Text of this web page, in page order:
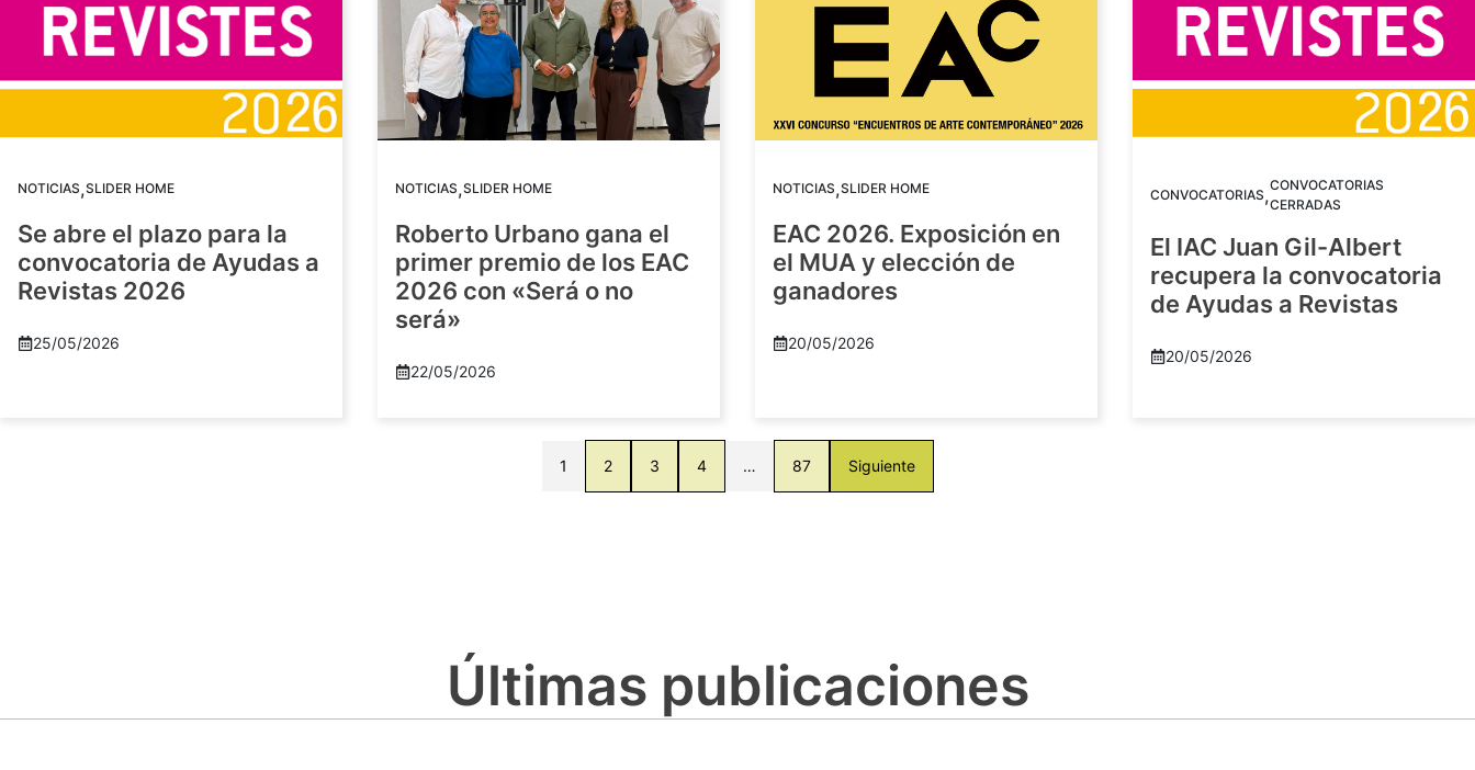
NOTICIAS,SLIDER HOME
Se abre el plazo para la
convocatoria de Ayudas a
Revistas 2026
25/05/2026
NOTICIAS,SLIDER HOME
Roberto Urbano gana el
primer premio de los EAC
2026 con «Será o no
será»
22/05/2026
NOTICIAS,SLIDER HOME
EAC 2026. Exposición en
el MUA y elección de
ganadores
20/05/2026
CONVOCATORIAS,CONVOCATORIAS
CERRADAS
El IAC Juan Gil-Albert
recupera la convocatoria
de Ayudas a Revistas
20/05/2026
1 2 3 4 … 87 Siguiente
Últimas publicaciones